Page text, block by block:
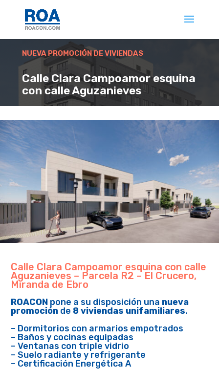
NUEVA PROMOCIÓN DE VIVIENDAS
Calle Clara Campoamor esquina
con calle Aguzanieves
Calle Clara Campoamor esquina con calle
Aguzanieves – Parcela R2 – El Crucero,
Miranda de Ebro
ROACON pone a su disposición una nueva
promoción de 8 viviendas unifamiliares.
– Dormitorios con armarios empotrados
– Baños y cocinas equipadas
– Ventanas con triple vidrio
– Suelo radiante y refrigerante
– Certificación Energética A